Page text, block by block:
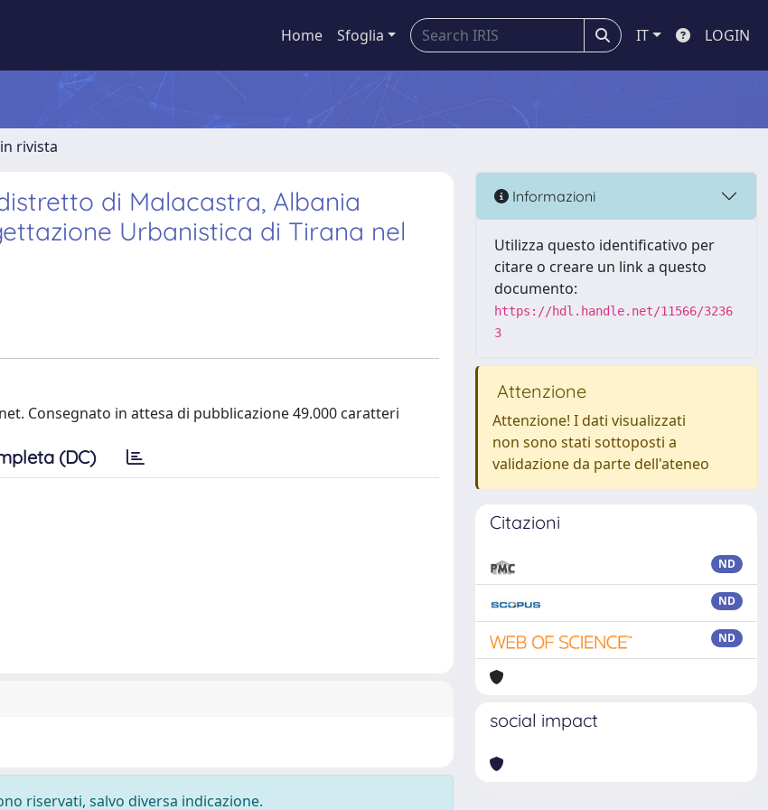
Home Sfoglia IT LOGIN
rivista
di Malacastra, Albania
Urbanistica di Tirana nel
Consegnato in attesa di pubblicazione 49.000 caratteri
(DC)
riservati, salvo diversa indicazione.
Informazioni
Utilizza questo identificativo per
citare o creare un link a questo
documento:
https://hdl.handle.net/11566/3236
3
Attenzione
Attenzione! I dati visualizzati
non sono stati sottoposti a
validazione da parte dell'ateneo
Citazioni
ND
ND
ND
social impact